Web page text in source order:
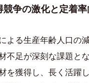
競争の激化と定着
よる生産年齢人口の
不足が深刻な課題と
を獲得し、長く活躍